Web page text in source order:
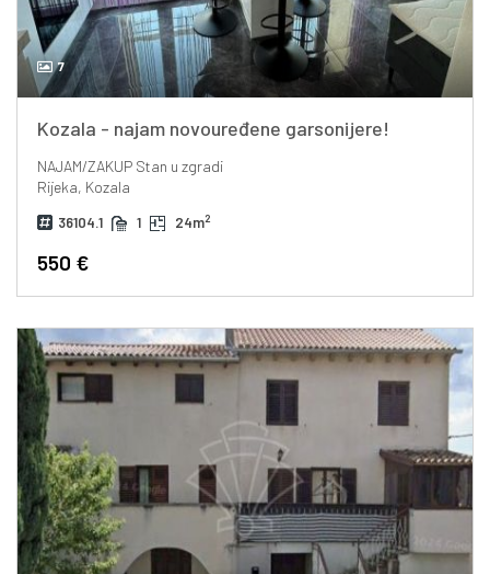
7
Kozala - najam novouređene garsonijere!
NAJAM/ZAKUPStan u zgradi
Rijeka, Kozala
36104.1 1 24m2
550 €